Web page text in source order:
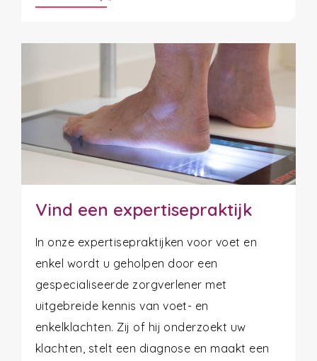
Vind een expertisepraktijk
In onze expertisepraktijken voor voet en
enkel wordt u geholpen door een
gespecialiseerde zorgverlener met
uitgebreide kennis van voet- en
enkelklachten. Zij of hij onderzoekt uw
klachten, stelt een diagnose en maakt een